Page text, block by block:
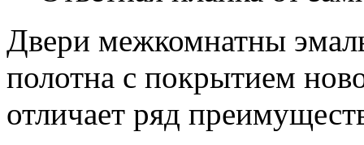
Двери межкомнатны
полотна с покрытием
отличает ряд